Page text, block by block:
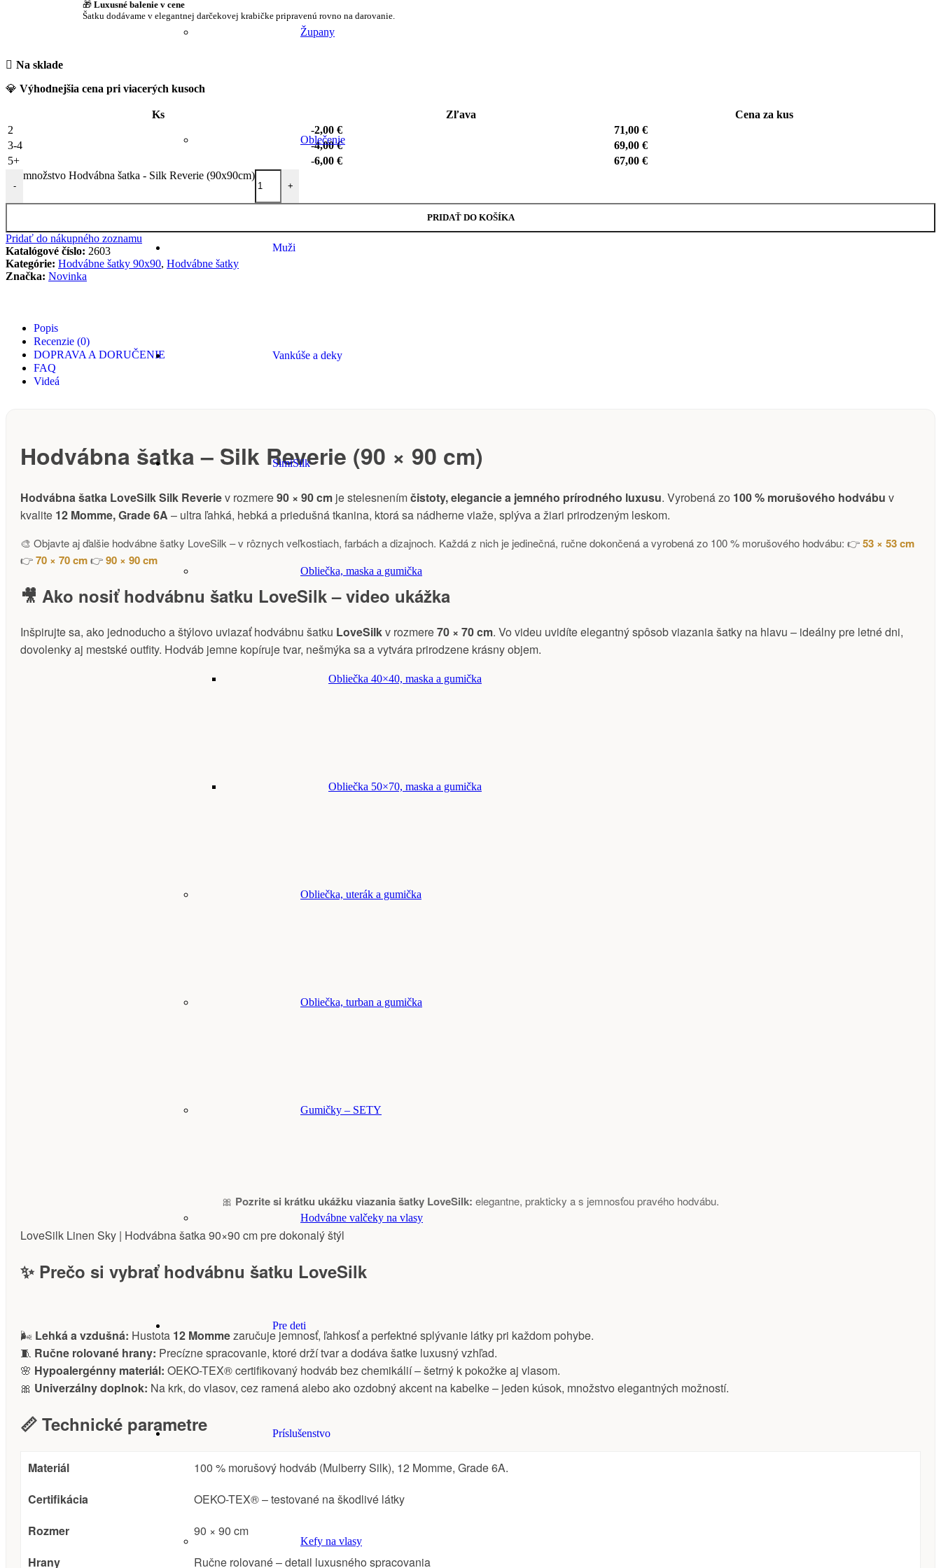
Župany
Oblečenie
Muži
Vankúše a deky
SimiSilk
Obliečka, maska a gumička
Obliečka 40×40, maska a gumička
Obliečka 50×70, maska a gumička
Obliečka, uterák a gumička
Obliečka, turban a gumička
Gumičky – SETY
Hodvábne valčeky na vlasy
Pre deti
Príslušenstvo
Kefy na vlasy
🎁 Luxusné balenie v cene
Šatku dodávame v elegantnej darčekovej krabičke pripravenú rovno na darovanie.
Na sklade
💎 Výhodnejšia cena pri viacerých kusoch
Ks Zľava
Cena za kus
2
-2,00 € 71,00 €
3-4
-4,00€ 69,00 €
5+
-6,00 € 67,00 €
-
množstvo Hodvábna šatka - Silk Reverie (90x90cm)
+
PRIDAŤ DO KOŠÍKA
Pridať do nákupného zoznamu
Katalógové číslo: 2603
Kategórie: Hodvábne šatky 90x90, Hodvábne šatky
Značka: Novinka
Popis
Recenzie (0)
DOPRAVA A DORUČENIE
FAQ
Videá
Hodvábna šatka – Silk Reverie (90 × 90 cm)
Hodvábna šatka LoveSilk Silk Reveriev rozmere90 × 90 cm je stelesnenímčistoty, elegancie a jemného prírodného luxusu. Vyrobená zo 100 % morušového hodvábu v
kvalite 12 Momme, Grade 6A – ultra ľahká, hebká a priedušná tkanina, ktorá sa nádherne viaže, splýva a žiari prirodzeným leskom.
🎨 Objavte aj ďalšie hodvábne šatky LoveSilk – v rôznych veľkostiach, farbách a dizajnoch. Každá z nich je jedinečná, ručne dokončená a vyrobená zo 100 % morušového hodvábu: 👉53 × 53 cm
👉70 × 70 cm👉90 × 90 cm
🎥 Ako nosiť hodvábnu šatku LoveSilk – video ukážka
Inšpirujte sa, ako jednoducho a štýlovo uviazať hodvábnu šatku LoveSilkv rozmere70 × 70 cm. Vo videu uvidíte elegantný spôsob viazania šatky na hlavu – ideálny pre letné dni,
dovolenky aj mestské outfity. Hodváb jemne kopíruje tvar, nešmýka sa a vytvára prirodzene krásny objem.
🎀 Pozrite si krátku ukážku viazania šatky LoveSilk: elegantne, prakticky a s jemnosťou pravého hodvábu.
LoveSilk Linen Sky | Hodvábna šatka 90×90 cm pre dokonalý štýl
✨ Prečo si vybrať hodvábnu šatku LoveSilk
🌬️ Lehká a vzdušná: Hustota 12 Mommezaručuje jemnosť, ľahkosť a perfektné splývanie látky pri každom pohybe.
🧵 Ručne rolované hrany: Precízne spracovanie, ktoré drží tvar a dodáva šatke luxusný vzhľad.
🌸 Hypoalergénny materiál: OEKO-TEX® certifikovaný hodváb bez chemikálií – šetrný k pokožke aj vlasom.
🎀 Univerzálny doplnok: Na krk, do vlasov, cez ramená alebo ako ozdobný akcent na kabelke – jeden kúsok, množstvo elegantných možností.
📏 Technické parametre
Materiál
100 % morušový hodváb (Mulberry Silk), 12 Momme, Grade 6A.
Certifikácia
OEKO-TEX® – testované na škodlivé látky
Rozmer
90 × 90 cm
Hrany
Ručne rolované – detail luxusného spracovania